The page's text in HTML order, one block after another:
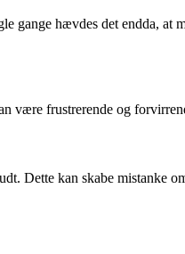
gange hævdes det endda,
være frustrerende og
Dette kan skabe mistanke